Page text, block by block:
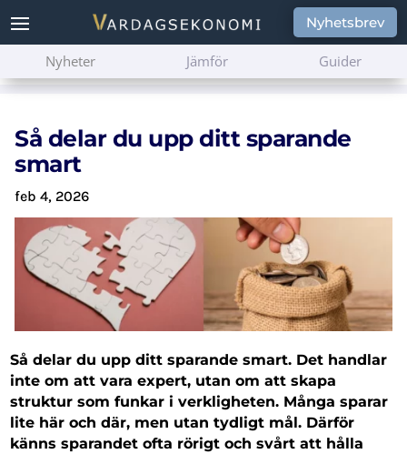
Nyhetsbrev
Nyheter Jämför Guider
Så delar du upp ditt sparande
smart
feb 4, 2026
Så delar du upp ditt sparande smart. Det handlar
inte om att vara expert, utan om att skapa
struktur som funkar i verkligheten. Många sparar
lite här och där, men utan tydligt mål. Därför
känns sparandet ofta rörigt och svårt att hålla